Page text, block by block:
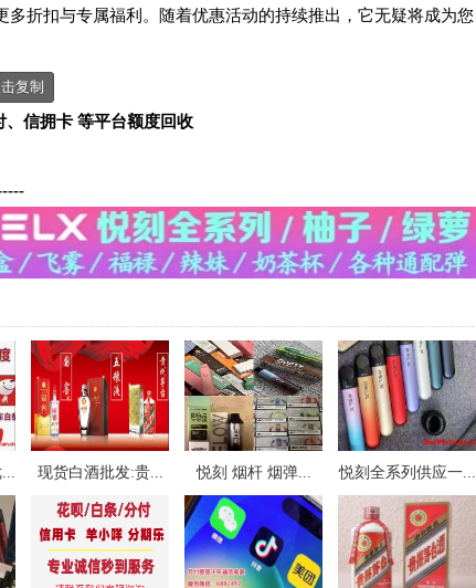
折扣与专属福利。随着优惠活动的持续推出，它无疑将成为您
复制
信拥卡 等平台额度回收
现货白酒批发:贵... 悦刻 烟杆 烟弹... 悦刻全系列供应一...